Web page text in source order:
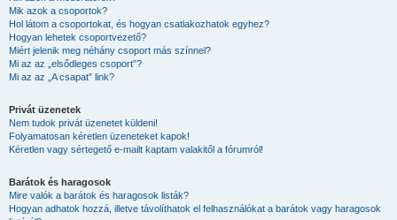
Mik azok a csoportok?
Hol látom a csoportokat, és hogyan csatlakozhatok egyhez?
Hogyan lehetek csoportvezető?
Miért jelenik meg néhány csoport más színnel?
Mi az az „elsődleges csoport”?
Mi az az „A csapat” link?
Privát üzenetek
Nem tudok privát üzenetet küldeni!
Folyamatosan kéretlen üzeneteket kapok!
Kéretlen vagy sértegető e-mailt kaptam valakitől a fórumról!
Barátok és haragosok
Mire valók a barátok és haragosok listák?
Hogyan adhatok hozzá, illetve távolíthatok el felhasználókat a barátok vagy haragosok